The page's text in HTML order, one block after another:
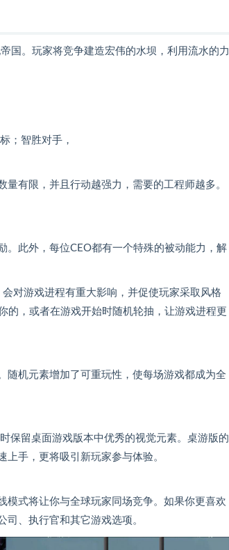
国。玩家将竞争建造宏伟的水坝，利用流水的力
；智胜对手，
有限，并且行动越强力，需要的工程师越多。
。此外，每位CEO都有一个特殊的被动能力，解
对游戏进程有重大影响，并促使玩家采取风格
的，或者在游戏开始时随机轮抽，让游戏进程更
随机元素增加了可重玩性，使每场游戏都成为全
保留桌面游戏版本中优秀的视觉元素。桌游版的
手，更将吸引新玩家参与体验。
模式将让你与全球玩家同场竞争。如果你更喜欢
、执行官和其它游戏选项。